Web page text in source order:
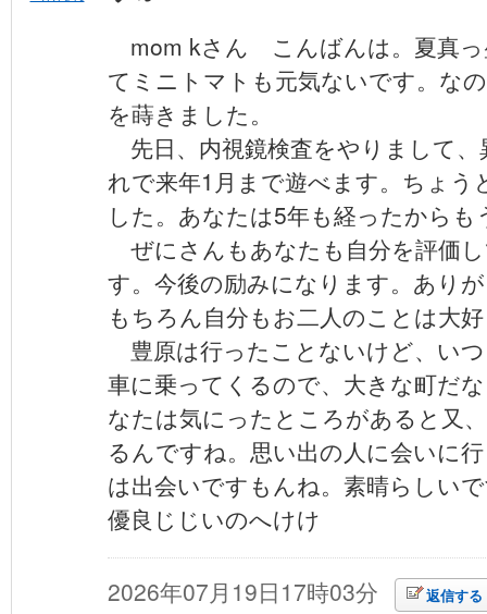
mom kさん こんばんは。夏真っ
てミニトマトも元気ないです。な
を蒔きました。
先日、内視鏡検査をやりまして
れで来年1月まで遊べます。ちょう
した。あなたは5年も経ったからも
ぜにさんもあなたも自分を評価
す。今後の励みになります。あ
もちろん自分もお二人のことは大
豊原は行ったことないけど、い
車に乗ってくるので、大きな町だ
なたは気にったところがあると又
るんですね。思い出の人に会いに
は出会いですもんね。素晴らし
優良じじいのへけけ
2026年07月19日17時03分 返信する